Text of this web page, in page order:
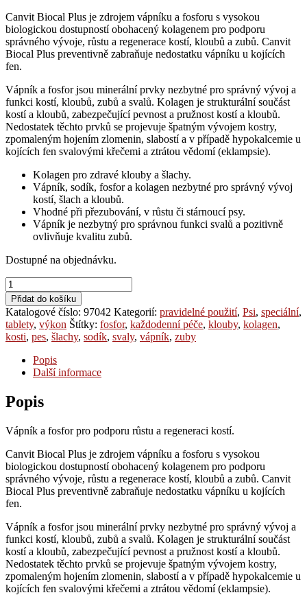
Canvit Biocal Plus je zdrojem vápníku a fosforu s vysokou
biologickou dostupností obohacený kolagenem pro podporu
správného vývoje, růstu a regenerace kostí, kloubů a zubů. Canvit
Biocal Plus preventivně zabraňuje nedostatku vápníku u kojících
fen.
Vápník a fosfor jsou minerální prvky nezbytné pro správný vývoj a
funkci kostí, kloubů, zubů a svalů. Kolagen je strukturální součást
kostí a kloubů, zabezpečující pevnost a pružnost kostí a kloubů.
Nedostatek těchto prvků se projevuje špatným vývojem kostry,
zpomaleným hojením zlomenin, slabostí a v případě hypokalcemie u
kojících fen svalovými křečemi a ztrátou vědomí (eklampsie).
Kolagen pro zdravé klouby a šlachy.
Vápník, sodík, fosfor a kolagen nezbytné pro správný vývoj
kostí, šlach a kloubů.
Vhodné při přezubování, v růstu či stárnoucí psy.
Vápník je nezbytný pro správnou funkci svalů a pozitivně
ovlivňuje kvalitu zubů.
Dostupné na objednávku.
Canvit
Biocal
Plus
Maxi
množství
Přidat do košíku
Katalogové číslo: 97042 Kategorií: pravidelné použití, Psi, speciální,
tablety, výkon Štítky: fosfor, každodenní péče, klouby, kolagen,
kosti, pes, šlachy, sodík, svaly, vápník, zuby
Popis
Další informace
Popis
Vápník a fosfor pro podporu růstu a regeneraci kostí.
Canvit Biocal Plus je zdrojem vápníku a fosforu s vysokou
biologickou dostupností obohacený kolagenem pro podporu
správného vývoje, růstu a regenerace kostí, kloubů a zubů. Canvit
Biocal Plus preventivně zabraňuje nedostatku vápníku u kojících
fen.
Vápník a fosfor jsou minerální prvky nezbytné pro správný vývoj a
funkci kostí, kloubů, zubů a svalů. Kolagen je strukturální součást
kostí a kloubů, zabezpečující pevnost a pružnost kostí a kloubů.
Nedostatek těchto prvků se projevuje špatným vývojem kostry,
zpomaleným hojením zlomenin, slabostí a v případě hypokalcemie u
kojících fen svalovými křečemi a ztrátou vědomí (eklampsie).